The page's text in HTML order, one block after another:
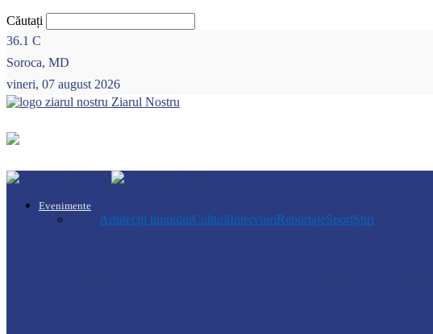
Căutați
36.1 C
Soroca, MD
vineri, 07 august 2026
Ziarul Nostru
Evenimente
Arhitecții timpuluiCulturăInterviuriReportajeSportȘtiri